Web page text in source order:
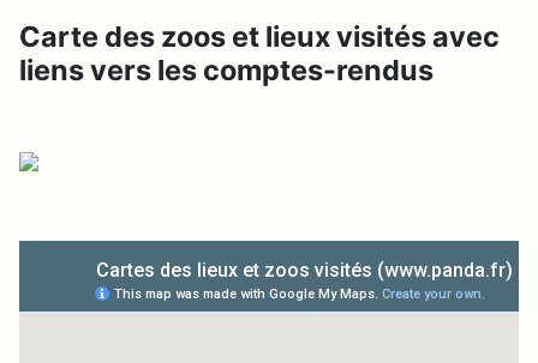
Carte des zoos et lieux visités avec
liens vers les comptes-rendus